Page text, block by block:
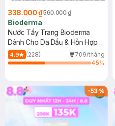
338.000 ₫560.000 ₫
Bioderma
Nước Tẩy Trang Bioderma
Dành Cho Da Dầu & Hỗn Hợp
500ml
4.9 (228)
709/tháng
45%
-53%